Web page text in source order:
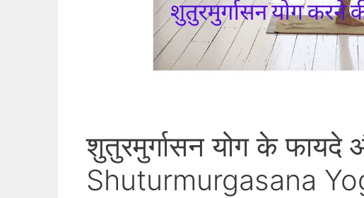
शुतुरमुर्गासन योग के फायदे
Shuturmurgasana